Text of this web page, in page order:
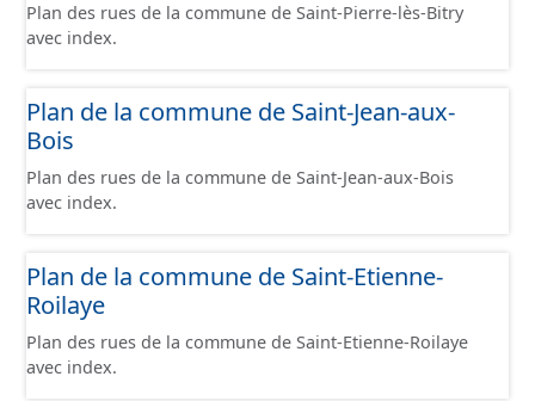
Plan des rues de la commune de Saint-Pierre-lès-Bitry
avec index.
Plan de la commune de Saint-Jean-aux-
Bois
Plan des rues de la commune de Saint-Jean-aux-Bois
avec index.
Plan de la commune de Saint-Etienne-
Roilaye
Plan des rues de la commune de Saint-Etienne-Roilaye
avec index.